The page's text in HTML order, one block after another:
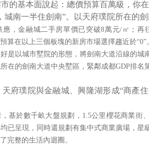
的基本面說起：總價預算百萬級，你
城南一半住劍南”。以天府璞院所在的
應，金融城二手房單價已突破8萬元/ ㎡；再
算在以上三個板塊的新房市場選擇趨近於“0”
是以城市墅院的形態，將劍南大道沿線的城
在的劍南大道中央墅區，緊鄰成都GDP排名
府璞院與金融城、興隆湖形成“商產
基於數千畝大盤規劃， 1.5公里櫻花商業街
已呈現，同時還規劃有集中式商業廣場，星
完整的生活內迴圈。